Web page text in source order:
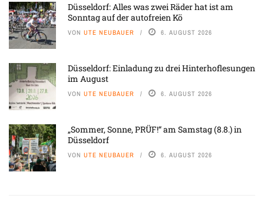
Düsseldorf: Alles was zwei Räder hat ist am
Sonntag auf der autofreien Kö
VON UTE NEUBAUER 6. AUGUST 2026
Düsseldorf: Einladung zu drei Hinterhoflesungen
im August
VON UTE NEUBAUER 6. AUGUST 2026
„Sommer, Sonne, PRÜF!“ am Samstag (8.8.) in
Düsseldorf
VON UTE NEUBAUER 6. AUGUST 2026